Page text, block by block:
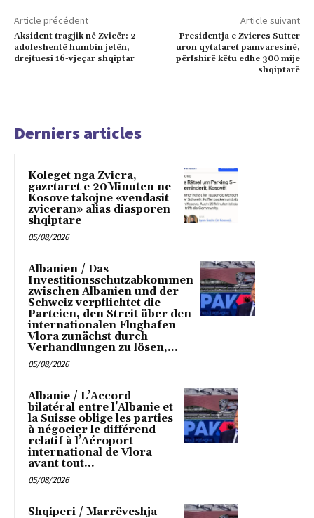
Article précédent
Aksident tragjik në Zvicër: 2
adoleshentë humbin jetën,
drejtuesi 16-vjeçar shqiptar
Article suivant
Presidentja e Zvicres Sutter
uron qytataret pamvaresinë,
përfshirë këtu edhe 300 mije
shqiptarë
Derniers articles
Koleget nga Zvicra,
gazetaret e 20Minuten ne
Kosove takojne «vendasit
zviceran» alias diasporen
shqiptare
05/08/2026
Albanien / Das
Investitionsschutzabkommen
zwischen Albanien und der
Schweiz verpflichtet die
Parteien, den Streit über den
internationalen Flughafen
Vlora zunächst durch
Verhandlungen zu lösen,...
05/08/2026
Albanie / L’Accord
bilatéral entre l’Albanie et
la Suisse oblige les parties
à négocier le différend
relatif à l’Aéroport
international de Vlora
avant tout...
05/08/2026
Shqiperi / Marrëveshja